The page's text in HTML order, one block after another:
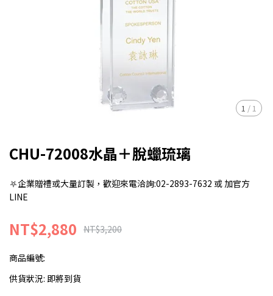
1 / 1
CHU-72008水晶＋脫蠟琉璃
⛧企業贈禮或大量訂製，歡迎來電洽詢:02-2893-7632 或 加官方
LINE
NT$2,880 NT$3,200
商品編號:
供貨狀況: 即將到貨